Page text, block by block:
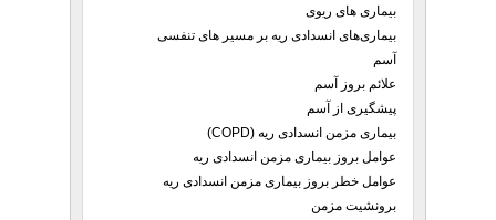
بیماری های ریوی
بیماری‌های انسدادی ریه بر مسیر های تنفسی
آسم
علائم بروز آسم
پیشگیری از آسم
بیماری مزمن انسدادی ریه (COPD)
عوامل بروز بیماری مزمن انسدادی ریه
عوامل خطر بروز بیماری مزمن انسدادی ریه
برونشیت مزمن